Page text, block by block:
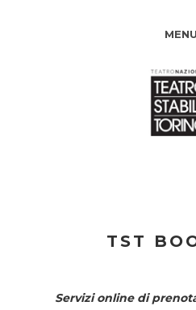
MENU
TST
Servizi online di